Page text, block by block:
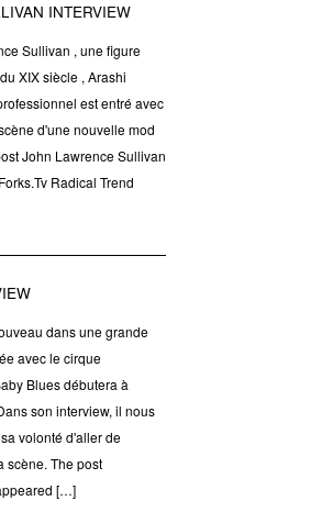
INTERVIEW
Sullivan , une figure
XIX siècle , Arashi
est entré avec
d'une nouvelle mod
John Lawrence Sullivan
Radical Trend
dans une grande
avec le cirque
Blues débutera à
son interview, il nous
volonté d'aller de
scène. The post
[…]